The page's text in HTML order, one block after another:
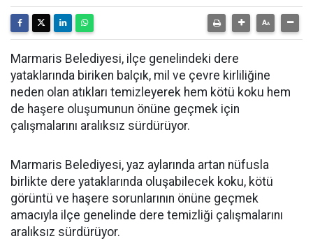
Marmaris Belediyesi, ilçe genelindeki dere
yataklarında biriken balçık, mil ve çevre kirliliğine
neden olan atıkları temizleyerek hem kötü koku hem
de haşere oluşumunun önüne geçmek için
çalışmalarını aralıksız sürdürüyor.
Marmaris Belediyesi, yaz aylarında artan nüfusla
birlikte dere yataklarında oluşabilecek koku, kötü
görüntü ve haşere sorunlarının önüne geçmek
amacıyla ilçe genelinde dere temizliği çalışmalarını
aralıksız sürdürüyor.